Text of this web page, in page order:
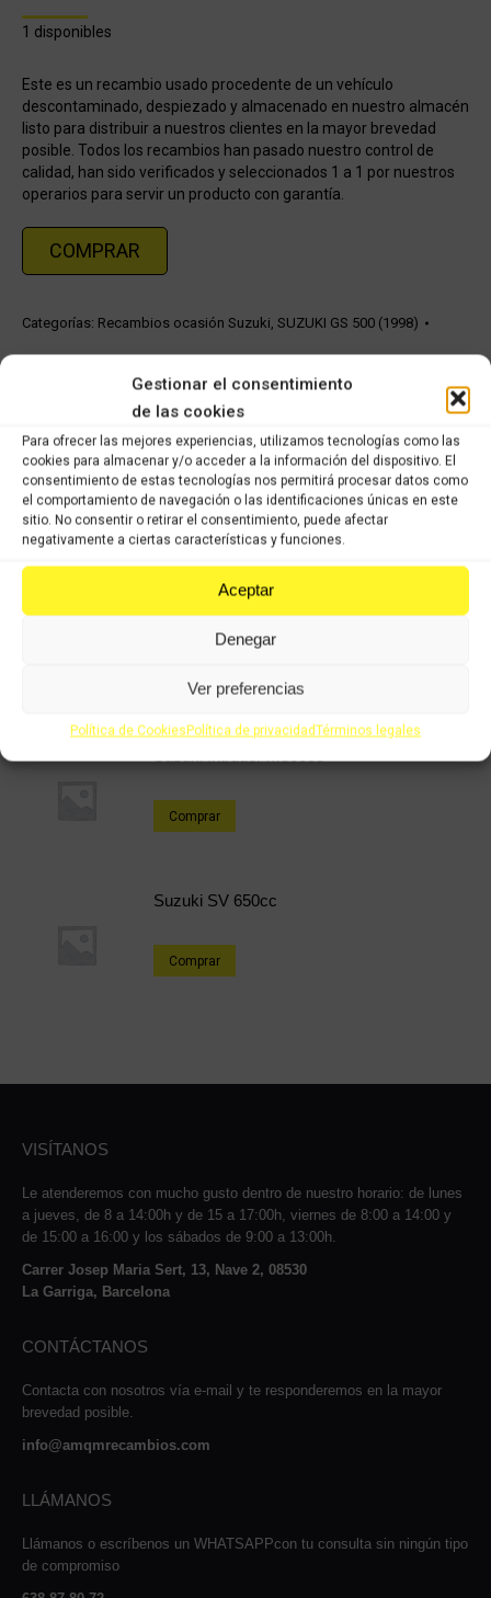
Gestionar el consentimiento
de las cookies
Para ofrecer las mejores experiencias, utilizamos tecnologías como las
cookies para almacenar y/o acceder a la información del dispositivo. El
consentimiento de estas tecnologías nos permitirá procesar datos como
el comportamiento de navegación o las identificaciones únicas en este
sitio. No consentir o retirar el consentimiento, puede afectar
negativamente a ciertas características y funciones.
Aceptar
Denegar
Ver preferencias
Política de CookiesPolítica de privacidadTérminos legales
1 disponibles
Este es un recambio usado procedente de un vehículo
descontaminado, despiezado y almacenado en nuestro almacén
listo para distribuir a nuestros clientes en la mayor brevedad
posible. Todos los recambios han pasado nuestro control de
calidad, han sido verificados y seleccionados 1 a 1 por nuestros
operarios para servir un producto con garantía.
COMPRAR
Categorías: Recambios ocasión Suzuki, SUZUKI GS 500 (1998)
Share this product
Share
on
X
Share
on
Facebook
Share
on
Pinterest
Share
on
LinkedIn
Productos relacionados
Suzuki GSX 750cc F
Comprar
Suzuki SV 650cc
Comprar
VISÍTANOS
Le atenderemos con mucho gusto dentro de nuestro horario: de lunes
a jueves, de 8 a 14:00h y de 15 a 17:00h, viernes de 8:00 a 14:00 y
de 15:00 a 16:00 y los sábados de 9:00 a 13:00h.
Carrer Josep Maria Sert, 13, Nave 2, 08530
La Garriga, Barcelona
CONTÁCTANOS
Contacta con nosotros vía e-mail y te responderemos en la mayor
brevedad posible.
info@amqmrecambios.com
LLÁMANOS
Llámanos o escríbenos un WHATSAPPcon tu consulta sin ningún tipo
de compromiso